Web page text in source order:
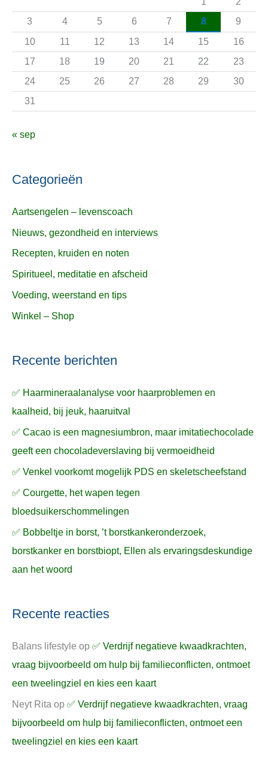
a
r
:
3
4 5 6 7 8
9
10
11 12 13 14 15
16
17
18 19 20 21 22
23
24
25 26 27 28 29
30
31
« sep
Categorieën
Aartsengelen – levenscoach
Nieuws, gezondheid en interviews
Recepten, kruiden en noten
Spiritueel, meditatie en afscheid
Voeding, weerstand en tips
Winkel – Shop
Recente berichten
✅ Haarmineraalanalyse voor haarproblemen en
kaalheid, bij jeuk, haaruitval
✅ Cacao is een magnesiumbron, maar imitatiechocolade
geeft een chocoladeverslaving bij vermoeidheid
✅ Venkel voorkomt mogelijk PDS en skeletscheefstand
✅ Courgette, het wapen tegen
bloedsuikerschommelingen
✅ Bobbeltje in borst, ’t borstkankeronderzoek,
borstkanker en borstbiopt, Ellen als ervaringsdeskundige
aan het woord
Recente reacties
Balans lifestyle op ✅ Verdrijf negatieve kwaadkrachten,
vraag bijvoorbeeld om hulp bij familieconflicten, ontmoet
een tweelingziel en kies een kaart
Neyt Rita op ✅ Verdrijf negatieve kwaadkrachten, vraag
bijvoorbeeld om hulp bij familieconflicten, ontmoet een
tweelingziel en kies een kaart